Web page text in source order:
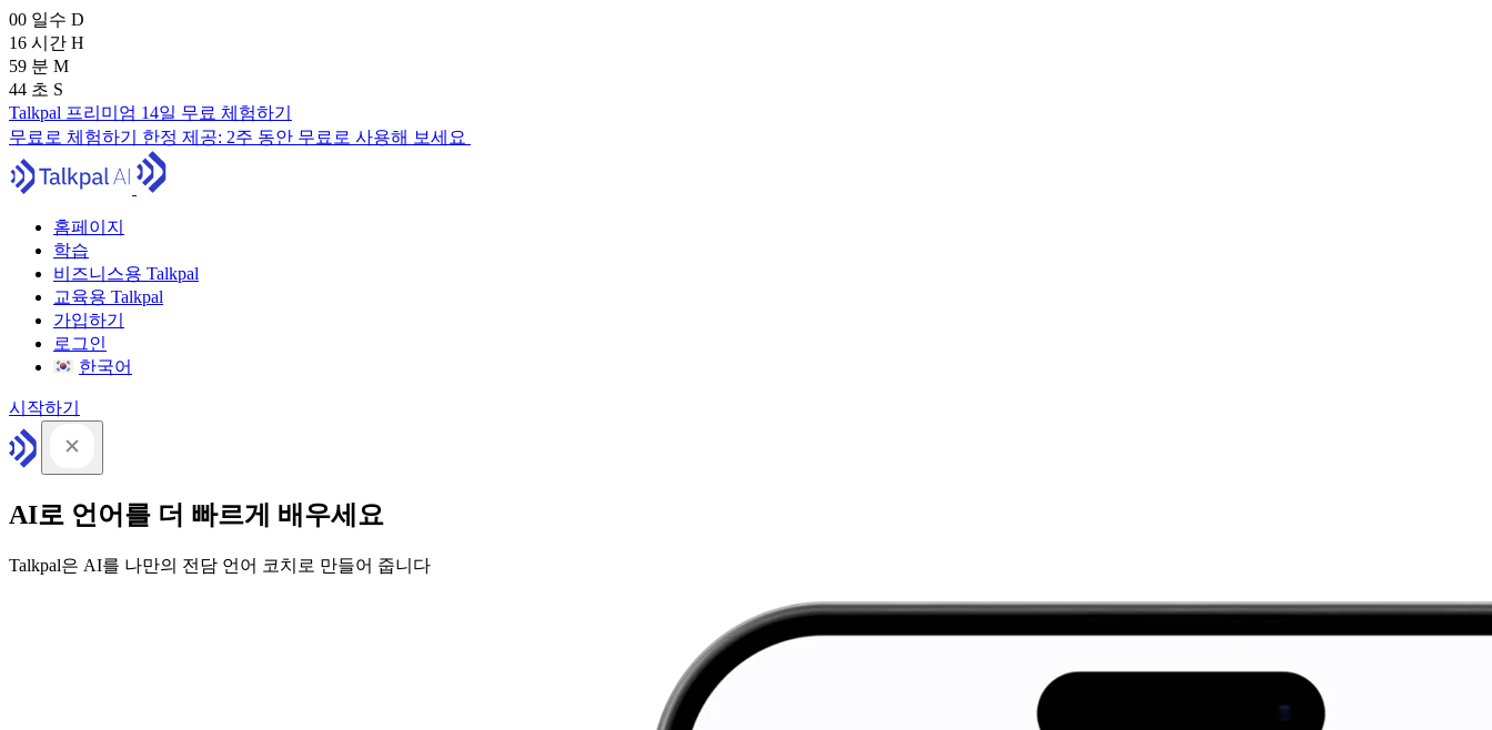
00 일수 D
16 시간 H
59 분 M
43 초 S
Talkpal 프리미엄 14일 무료 체험하기
무료로 체험하기 한정 제공: 2주 동안 무료로 사용해 보세요
홈페이지
학습
비즈니스용 Talkpal
교육용 Talkpal
가입하기
로그인
한국어
시작하기
AI로 언어를 더 빠르게 배우세요
Talkpal은 AI를 나만의 전담 언어 코치로 만들어 줍니다